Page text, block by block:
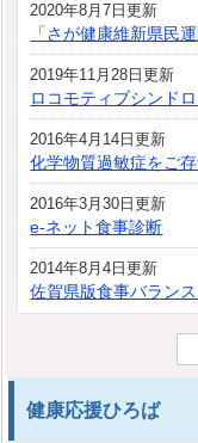
2020年8月7日更新
「さが健康維新県民
2019年11月28日更新
ロコモティブシンド
2016年4月14日更新
化学物質過敏症をご
2016年3月30日更新
e-ネット食事診断
2014年8月4日更新
佐賀県版食事バラン
健康応援ひろば